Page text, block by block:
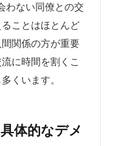
わない同僚との交
ことはほとんど
関係の方が重要
に時間を割くこ
くいます。
体的なデメ